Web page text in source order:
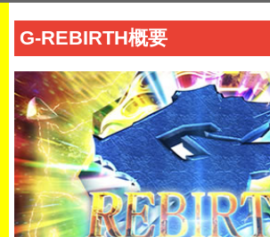
G-REBIRTH概要